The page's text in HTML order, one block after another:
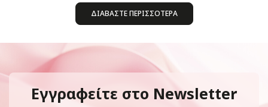
Δεν χρειάζεται χρόνος αλλά τρόπος, λένε. Πράγματι, ακόμα
και στην περίπτωση των ταλαιπωρημένων […]
ΔΙΑΒΑΣΤΕ ΠΕΡΙΣΣΟΤΕΡΑ
Εγγραφείτε στο Newsletter